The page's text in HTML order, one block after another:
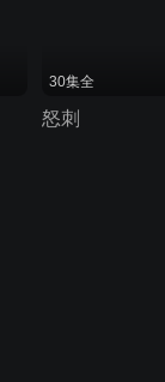
30集全
怒刺